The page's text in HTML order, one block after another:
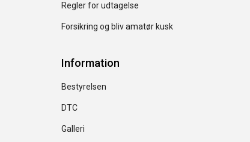
Regler for udtagelse
Forsikring og bliv amatør kusk
Information
Bestyrelsen
DTC
Galleri